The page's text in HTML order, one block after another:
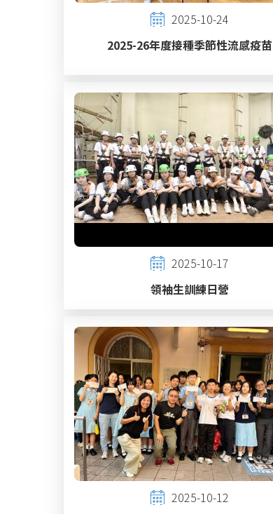
2025-10-24
2025-26年度接種季節性流感疫苗
2025-10-17
領袖生訓練日營
2025-10-12